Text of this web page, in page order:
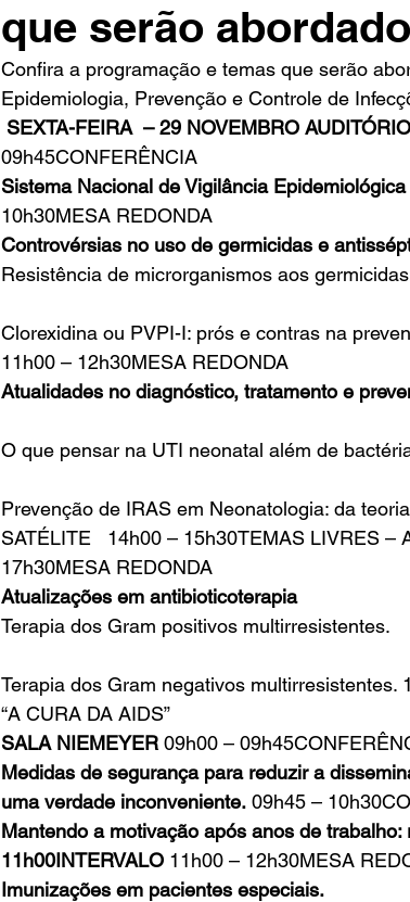
que serão
Confira a programação e temas que serão
Epidemiologia, Prevenção e Controle de
SEXTA-FEIRA  – 29 NOVEMBRO
09h45CONFERÊNCIA
Sistema Nacional de Vigilância
10h30MESA REDONDA
Controvérsias no uso de germicidas e
Resistência de microrganismos aos
Clorexidina ou PVPI-I: prós e contras na
11h00 – 12h30MESA REDONDA
Atualidades no diagnóstico, tratamento e
O que pensar na UTI neonatal além de
Prevenção de IRAS em Neonatologia: da
SATÉLITE   14h00 – 15h30TEMAS LIVRES –
17h30MESA REDONDA
Atualizações em antibioticoterapia
Terapia dos Gram positivos multirresistentes.
Terapia dos Gram negativos
“A CURA DA AIDS”
SALA NIEMEYER 09h00 –
Medidas de segurança para reduzir a
uma verdade inconveniente. 09h45 –
Mantendo a motivação após anos de
11h00INTERVALO 11h00 – 12h30MESA
Imunizações em pacientes especiais.